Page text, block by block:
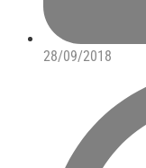
28/09/2018